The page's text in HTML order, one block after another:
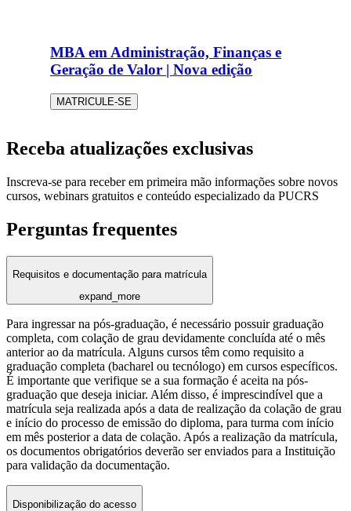
MBA em Administração, Finanças e
Geração de Valor | Nova edição
MATRICULE-SE
Receba atualizações exclusivas
Inscreva-se para receber em primeira mão informações sobre novos
cursos, webinars gratuitos e conteúdo especializado da PUCRS
Perguntas frequentes
Requisitos e documentação para matrícula
expand_more
Para ingressar na pós-graduação, é necessário possuir graduação
completa, com colação de grau devidamente concluída até o mês
anterior ao da matrícula. Alguns cursos têm como requisito a
graduação completa (bacharel ou tecnólogo) em cursos específicos.
É importante que verifique se a sua formação é aceita na pós-
graduação que deseja iniciar. Além disso, é imprescindível que a
matrícula seja realizada após a data de realização da colação de grau
e início do processo de emissão do diploma, para turma com início
em mês posterior a data de colação. Após a realização da matrícula,
os documentos obrigatórios deverão ser enviados para a Instituição
para validação da documentação.
Disponibilização do acesso